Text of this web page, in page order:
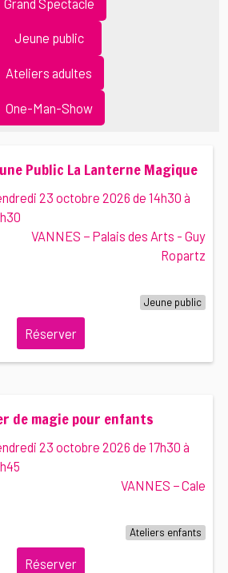
Jeune public
Ateliers adultes
One-Man-Show
Public La Lanterne Magique
23 octobre 2026 de 14h30 à
VANNES − Palais des Arts - Guy
Ropartz
Jeune public
Réserver
de magie pour enfants
23 octobre 2026 de 17h30 à
VANNES − Cale
Ateliers enfants
Réserver